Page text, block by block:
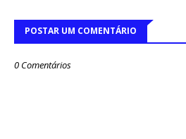
POSTAR UM COMENTÁRIO
0 Comentários